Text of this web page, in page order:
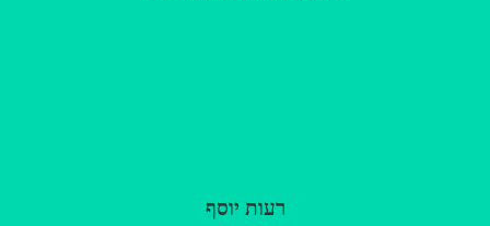
רעות יוסף